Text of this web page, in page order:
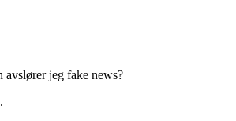
avslører jeg fake news?